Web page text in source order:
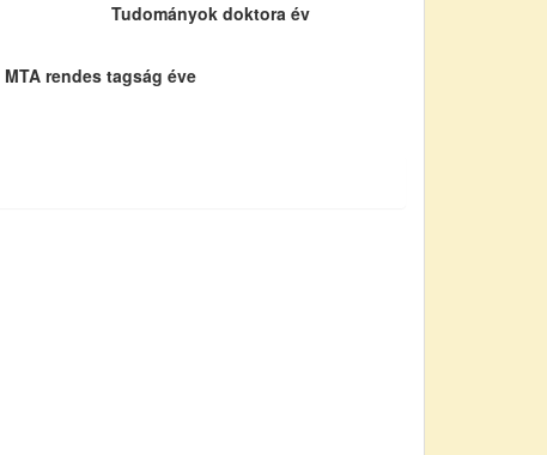
Tudományok doktora év
MTA rendes tagság éve